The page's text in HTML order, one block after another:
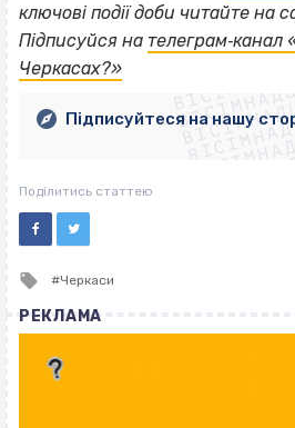
ключові події доби читайте на
Підписуйся на
Черкасах?»
Підписуйтеся на нашу
Поділитись статтею
Tagged
Черкаси
РЕКЛАМА